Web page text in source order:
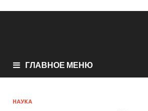
ГЛАВНОЕ МЕНЮ
НАУКА